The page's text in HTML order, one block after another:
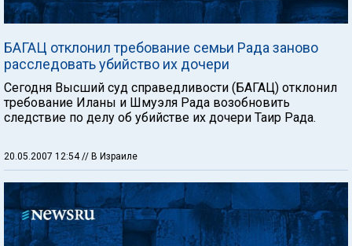
БАГАЦ отклонил требование семьи Рада заново
расследовать убийство их дочери
Сегодня Высший суд справедливости (БАГАЦ) отклонил
требование Иланы и Шмуэля Рада возобновить
следствие по делу об убийстве их дочери Таир Рада.
20.05.2007 12:54 // В Израиле